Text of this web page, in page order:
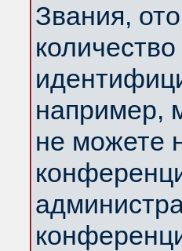
Звания,
например,
не можете